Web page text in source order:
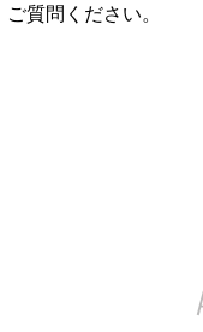
ご質問ください。